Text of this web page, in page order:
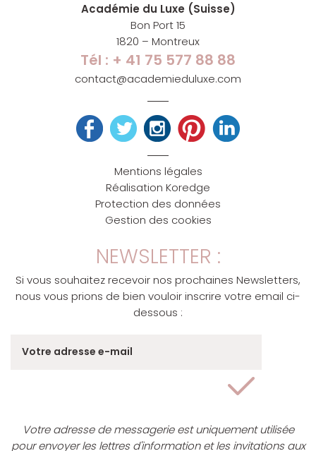
Académie du Luxe (Suisse)
Bon Port 15
1820 – Montreux
Tél : + 41 75 577 88 88
contact@academieduluxe.com
Mentions légales
Réalisation Koredge
Protection des données
Gestion des cookies
NEWSLETTER :
Si vous souhaitez recevoir nos prochaines Newsletters,
nous vous prions de bien vouloir inscrire votre email ci-
dessous :
Votre adresse de messagerie est uniquement utilisée
pour envoyer les lettres d'information et les invitations aux